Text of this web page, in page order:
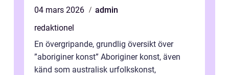
04 mars 2026
admin
redaktionel
En övergripande, grundlig översikt över
”aboriginer konst” Aboriginer konst, även
känd som australisk urfolkskonst,